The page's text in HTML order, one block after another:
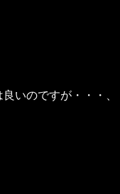
いのですが・・・、